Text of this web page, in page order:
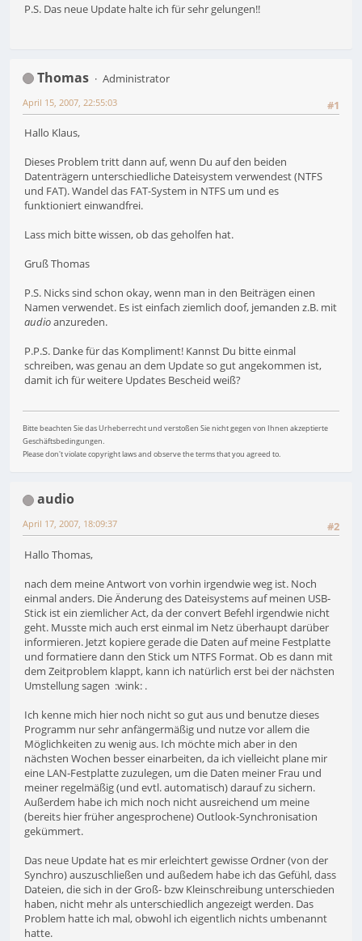
P.S. Das neue Update halte ich für sehr gelungen!!
Thomas
Administrator
#1
April 15, 2007, 22:55:03
Hallo Klaus,
Dieses Problem tritt dann auf, wenn Du auf den beiden
Datenträgern unterschiedliche Dateisystem verwendest (NTFS
und FAT). Wandel das FAT-System in NTFS um und es
funktioniert einwandfrei.
Lass mich bitte wissen, ob das geholfen hat.
Gruß Thomas
P.S. Nicks sind schon okay, wenn man in den Beiträgen einen
Namen verwendet. Es ist einfach ziemlich doof, jemanden z.B. mit
audioanzureden.
P.P.S. Danke für das Kompliment! Kannst Du bitte einmal
schreiben, was genau an dem Update so gut angekommen ist,
damit ich für weitere Updates Bescheid weiß?
Bitte beachten Sie das Urheberrecht und verstoßen Sie nicht gegen von Ihnen akzeptierte
Geschäftsbedingungen.
Please don't violate copyright laws and observe the terms that you agreed to.
audio
#2
April 17, 2007, 18:09:37
Hallo Thomas,
nach dem meine Antwort von vorhin irgendwie weg ist. Noch
einmal anders. Die Änderung des Dateisystems auf meinen USB-
Stick ist ein ziemlicher Act, da der convert Befehl irgendwie nicht
geht. Musste mich auch erst einmal im Netz überhaupt darüber
informieren. Jetzt kopiere gerade die Daten auf meine Festplatte
und formatiere dann den Stick um NTFS Format. Ob es dann mit
dem Zeitproblem klappt, kann ich natürlich erst bei der nächsten
Umstellung sagen :wink: .
Ich kenne mich hier noch nicht so gut aus und benutze dieses
Programm nur sehr anfängermäßig und nutze vor allem die
Möglichkeiten zu wenig aus. Ich möchte mich aber in den
nächsten Wochen besser einarbeiten, da ich vielleicht plane mir
eine LAN-Festplatte zuzulegen, um die Daten meiner Frau und
meiner regelmäßig (und evtl. automatisch) darauf zu sichern.
Außerdem habe ich mich noch nicht ausreichend um meine
(bereits hier früher angesprochene) Outlook-Synchronisation
gekümmert.
Das neue Update hat es mir erleichtert gewisse Ordner (von der
Synchro) auszuschließen und außedem habe ich das Gefühl, dass
Dateien, die sich in der Groß- bzw Kleinschreibung unterschieden
haben, nicht mehr als unterschiedlich angezeigt werden. Das
Problem hatte ich mal, obwohl ich eigentlich nichts umbenannt
hatte.